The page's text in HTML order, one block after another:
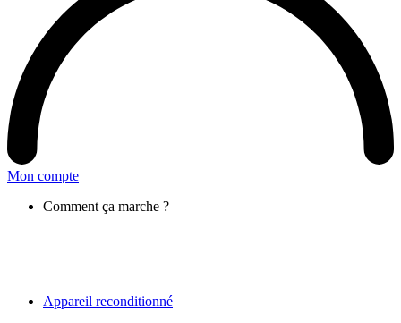
Mon compte
Comment ça marche ?
Appareil reconditionné